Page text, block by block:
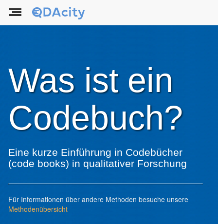
Was ist ein
Codebuch?
Eine kurze Einführung in Codebücher
(code books) in qualitativer Forschung
Für Informationen über andere Methoden besuche unsere
Methodenübersicht